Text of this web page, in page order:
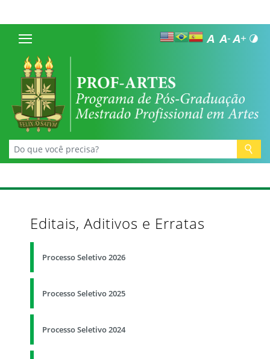
Editais, Aditivos e Erratas
Processo Seletivo 2026
Processo Seletivo 2025
Processo Seletivo 2024